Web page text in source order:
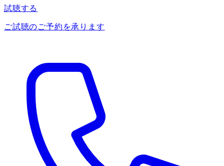
試聴する
ご試聴のご予約を承ります